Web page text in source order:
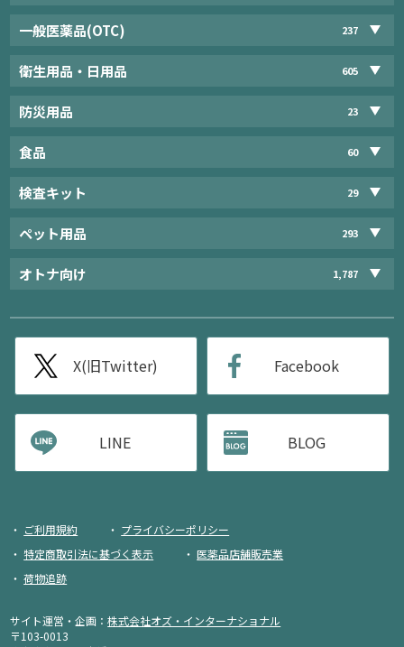
一般医薬品(OTC) 237
衛生用品・日用品 605
防災用品 23
食品 60
検査キット 29
ペット用品 293
オトナ向け 1,787
X(旧Twitter) Facebook
LINE BLOG
ご利用規約
プライバシーポリシー
特定商取引法に基づく表示
医薬品店舗販売業
荷物追跡
サイト運営・企画：株式会社オズ・インターナショナル
〒103-0013